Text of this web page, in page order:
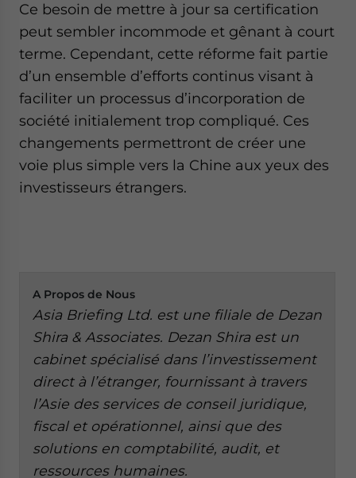
Ce besoin de mettre à jour sa certification
peut sembler incommode et gênant à court
terme. Cependant, cette réforme fait partie
d’un ensemble d’efforts continus visant à
faciliter un processus d’incorporation de
société initialement trop compliqué. Ces
changements permettront de créer une
voie plus simple vers la Chine aux yeux des
investisseurs étrangers.
APropos de Nous
Asia Briefing Ltd. est une filiale de Dezan
Shira & Associates. Dezan Shira est un
cabinet spécialisé dans l’investissement
direct à l’étranger, fournissant à travers
l’Asie des services de conseil juridique,
fiscal et opérationnel, ainsi que des
solutions en comptabilité, audit, et
ressources humaines.